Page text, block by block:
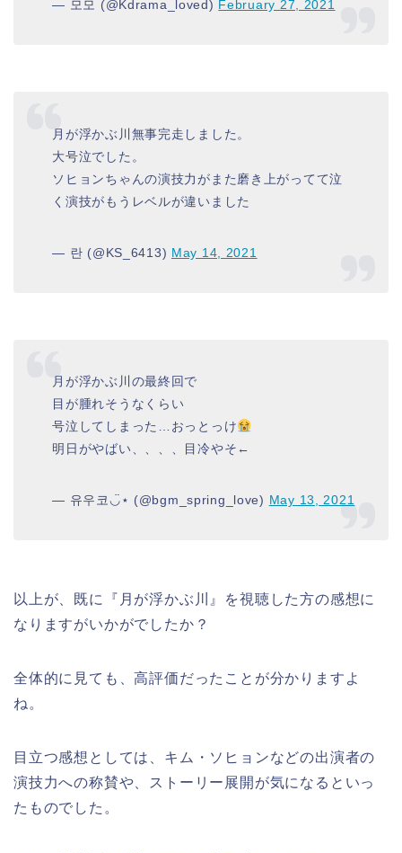
— 모모 (@Kdrama_loved) February 27, 2021
月が浮かぶ川無事完走しました。
大号泣でした。
ソヒョンちゃんの演技力がまた磨き上がってて泣
く演技がもうレベルが違いました
— 란 (@KS_6413) May 14, 2021
月が浮かぶ川の最終回で
目が腫れそうなくらい
号泣してしまった…おっとっけ
明日がやばい、、、、目冷やそ←
— 유우코◡̈⋆ (@bgm_spring_love) May 13, 2021
以上が、既に『月が浮かぶ川』を視聴した方の感想に
なりますがいかがでしたか？
全体的に見ても、高評価だったことが分かりますよ
ね。
目立つ感想としては、キム・ソヒョンなどの出演者の
演技力への称賛や、ストーリー展開が気になるといっ
たものでした。